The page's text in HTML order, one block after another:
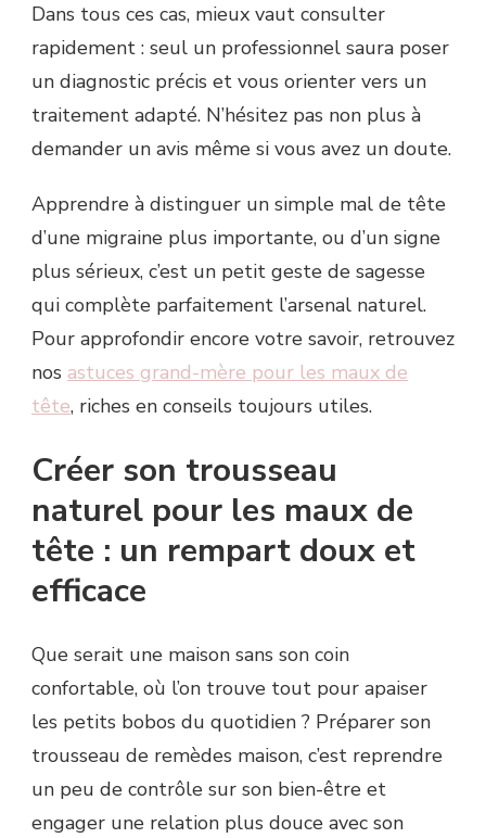
Dans tous ces cas, mieux vaut consulter
rapidement : seul un professionnel saura poser
un diagnostic précis et vous orienter vers un
traitement adapté. N’hésitez pas non plus à
demander un avis même si vous avez un doute.
Apprendre à distinguer un simple mal de tête
d’une migraine plus importante, ou d’un signe
plus sérieux, c’est un petit geste de sagesse
qui complète parfaitement l’arsenal naturel.
Pour approfondir encore votre savoir, retrouvez
nos astuces grand-mère pour les maux de
tête, riches en conseils toujours utiles.
Créer son trousseau
naturel pour les maux de
tête : un rempart doux et
efficace
Que serait une maison sans son coin
confortable, où l’on trouve tout pour apaiser
les petits bobos du quotidien ? Préparer son
trousseau de remèdes maison, c’est reprendre
un peu de contrôle sur son bien-être et
engager une relation plus douce avec son